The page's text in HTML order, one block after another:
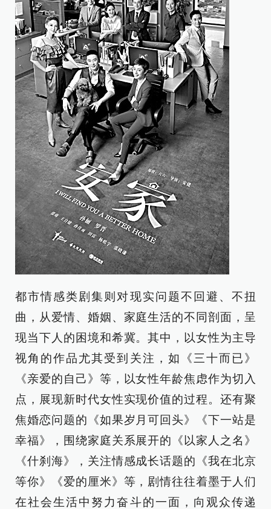
都市情感类剧集则对现实问题不回避、不扭
曲，从爱情、婚姻、家庭生活的不同剖面，呈
现当下人的困境和希冀。其中，以女性为主导
视角的作品尤其受到关注，如《三十而已》
《亲爱的自己》等，以女性年龄焦虑作为切入
点，展现新时代女性实现价值的过程。还有聚
焦婚恋问题的《如果岁月可回头》《下一站是
幸福》，围绕家庭关系展开的《以家人之名》
《什刹海》，关注情感成长话题的《我在北京
等你》《爱的厘米》等，剧情往往着墨于人们
在社会生活中努力奋斗的一面，向观众传递